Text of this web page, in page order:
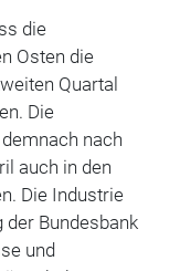
die
Osten die
Quartal
Die
nach
auch in den
Die Industrie
der Bundesbank
und